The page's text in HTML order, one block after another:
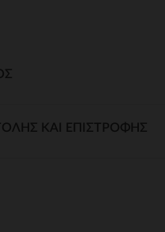
ΚΑΙ ΕΠΙΣΤΡΟΦΉΣ